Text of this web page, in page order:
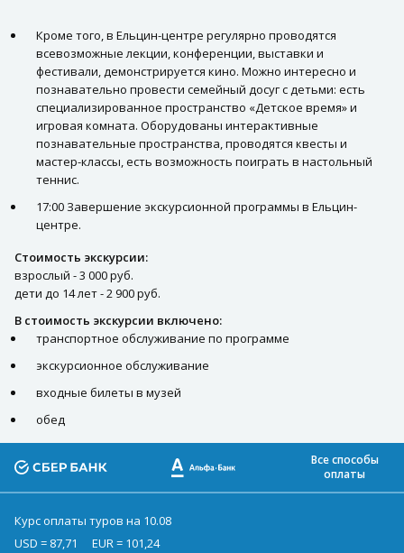
Кроме того, в Ельцин-центре регулярно проводятся
всевозможные лекции, конференции, выставки и
фестивали, демонстрируется кино. Можно интересно и
познавательно провести семейный досуг с детьми: есть
специализированное пространство «Детское время» и
игровая комната. Оборудованы интерактивные
познавательные пространства, проводятся квесты и
мастер-классы, есть возможность поиграть в настольный
теннис.
17:00 Завершение экскурсионной программы в Ельцин-
центре.
Стоимость экскурсии:
взрослый - 3 000 руб.
дети до 14 лет - 2 900 руб.
В стоимость экскурсии включено:
транспортное обслуживание по программе
экскурсионное обслуживание
входные билеты в музей
обед
Все способы
оплаты
Курс оплаты туров на 10.08
USD = 87,71
EUR = 101,24